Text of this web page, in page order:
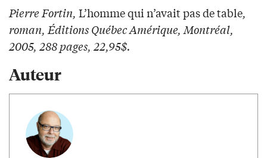
Pierre Fortin, L’homme qui n’avait pas de table,
roman, Éditions Québec Amérique, Montréal,
2005, 288 pages, 22,95$.
Auteur